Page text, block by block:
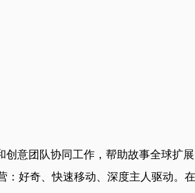
意团队协同工作，帮助故事全球扩展
好奇、快速移动、深度主人驱动。